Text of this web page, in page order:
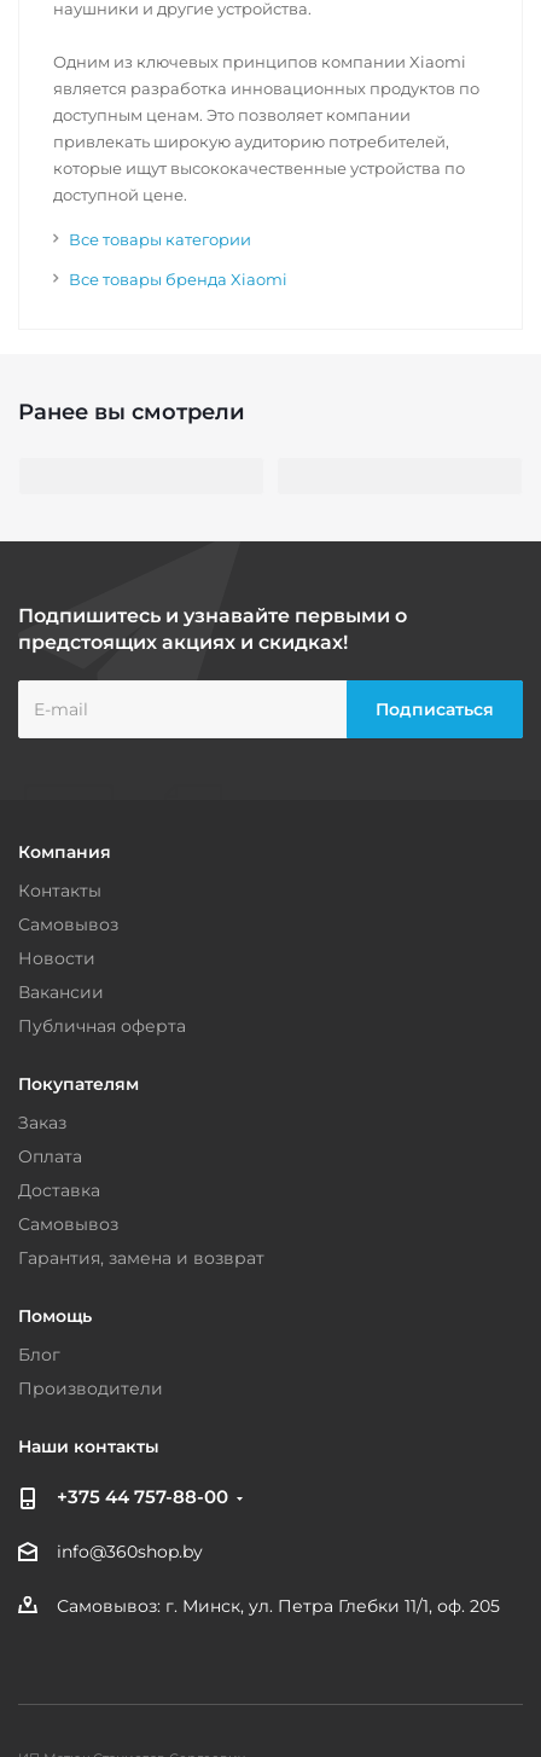
наушники и другие устройства.
Одним из ключевых принципов компании Xiaomi
является разработка инновационных продуктов по
доступным ценам. Это позволяет компании
привлекать широкую аудиторию потребителей,
которые ищут высококачественные устройства по
доступной цене.
Все товары категории
Все товары бренда Xiaomi
Ранее вы смотрели
Подпишитесь и узнавайте первыми о
предстоящих акциях и скидках!
Компания
Контакты
Самовывоз
Новости
Вакансии
Публичная оферта
Покупателям
Заказ
Оплата
Доставка
Самовывоз
Гарантия, замена и возврат
Помощь
Блог
Производители
Наши контакты
+375 44 757-88-00
info@360shop.by
Самовывоз: г. Минск, ул. Петра Глебки 11/1, оф. 205